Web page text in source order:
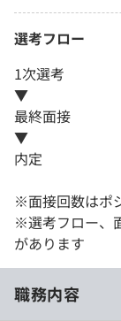
選考フロー
1次選考
▼
最終面接
▼
内定
※面接回数はポ
※選考フロー、
があります
職務内容